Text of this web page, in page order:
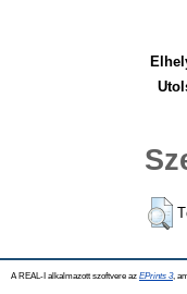
A REAL-I alkalmazott szoftvere az EPrints 3,